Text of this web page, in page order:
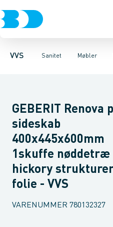
VVS Sanitet
Rør & fittingsPressfittings &
Møbler
Toiletter, sæder og cisterner
Møbelsæt & pakker
GEBERIT Renova
sideskab
400x445x600mm
1skuffe nøddetræ
hickory
folie - VVS
VARENUMMER 780132327